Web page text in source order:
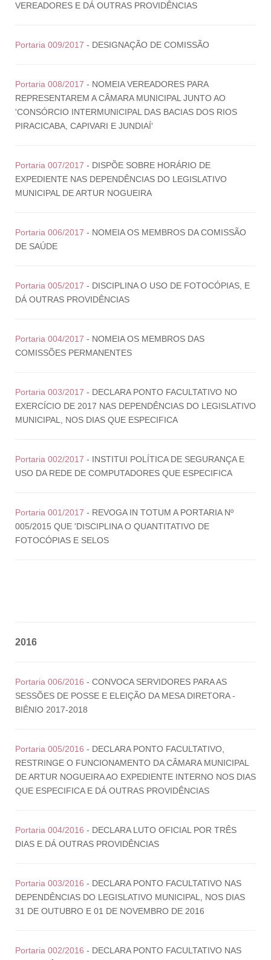
VEREADORES E DÁ OUTRAS PROVIDÊNCIAS
Portaria 009/2017 - DESIGNAÇÃO DE COMISSÃO
Portaria 008/2017 - NOMEIA VEREADORES PARA
REPRESENTAREM A CÂMARA MUNICIPAL JUNTO AO
'CONSÓRCIO INTERMUNICIPAL DAS BACIAS DOS RIOS
PIRACICABA, CAPIVARI E JUNDIAÍ'
Portaria 007/2017 - DISPÕE SOBRE HORÁRIO DE
EXPEDIENTE NAS DEPENDÊNCIAS DO LEGISLATIVO
MUNICIPAL DE ARTUR NOGUEIRA
Portaria 006/2017 - NOMEIA OS MEMBROS DA COMISSÃO
DE SAÚDE
Portaria 005/2017 - DISCIPLINA O USO DE FOTOCÓPIAS, E
DÁ OUTRAS PROVIDÊNCIAS
Portaria 004/2017 - NOMEIA OS MEMBROS DAS
COMISSÕES PERMANENTES
Portaria 003/2017 - DECLARA PONTO FACULTATIVO NO
EXERCÍCIO DE 2017 NAS DEPENDÊNCIAS DO LEGISLATIVO
MUNICIPAL, NOS DIAS QUE ESPECIFICA
Portaria 002/2017 - INSTITUI POLÍTICA DE SEGURANÇA E
USO DA REDE DE COMPUTADORES QUE ESPECIFICA
Portaria 001/2017 - REVOGA IN TOTUM A PORTARIA Nº
005/2015 QUE 'DISCIPLINA O QUANTITATIVO DE
FOTOCÓPIAS E SELOS
2016
Portaria 006/2016 - CONVOCA SERVIDORES PARA AS
SESSÕES DE POSSE E ELEIÇÃO DA MESA DIRETORA -
BIÊNIO 2017-2018
Portaria 005/2016 - DECLARA PONTO FACULTATIVO,
RESTRINGE O FUNCIONAMENTO DA CÂMARA MUNICIPAL
DE ARTUR NOGUEIRA AO EXPEDIENTE INTERNO NOS DIAS
QUE ESPECIFICA E DÁ OUTRAS PROVIDÊNCIAS
Portaria 004/2016 - DECLARA LUTO OFICIAL POR TRÊS
DIAS E DÁ OUTRAS PROVIDÊNCIAS
Portaria 003/2016 - DECLARA PONTO FACULTATIVO NAS
DEPENDÊNCIAS DO LEGISLATIVO MUNICIPAL, NOS DIAS
31 DE OUTUBRO E 01 DE NOVEMBRO DE 2016
Portaria 002/2016 - DECLARA PONTO FACULTATIVO NAS